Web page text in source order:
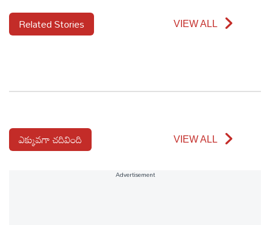
Related Stories VIEW ALL
ఎక్కువగా చదివింది VIEW ALL
Advertisement